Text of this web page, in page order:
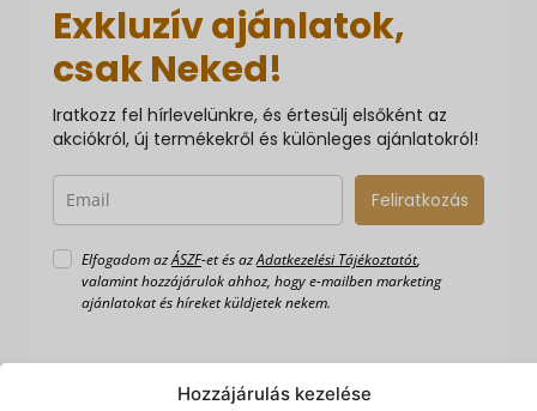
Hozzájárulás kezelése
Exkluzív ajánlatok,
csak Neked!
Iratkozz fel hírlevelünkre, és értesülj elsőként az
akciókról, új termékekről és különleges ajánlatokról!
Feliratkozás
Elfogadom azÁSZF-et és azAdatkezelési Tájékoztatót,
valamint hozzájárulok ahhoz, hogy e-mailben marketing
ajánlatokat és híreket küldjetek nekem.